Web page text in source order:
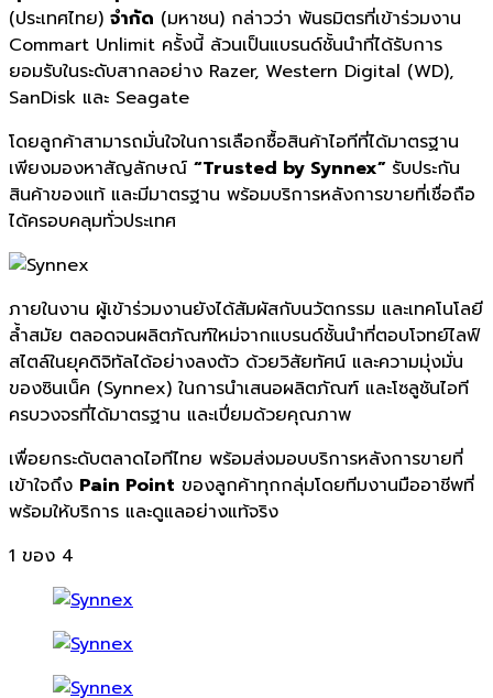
(ประเทศไทย) จำกัด (มหาชน) กล่าวว่า พันธมิตรที่เข้าร่วมงาน
Commart Unlimit ครั้งนี้ ล้วนเป็นแบรนด์ชั้นนำที่ได้รับการ
ยอมรับในระดับสากลอย่าง Razer, Western Digital (WD),
SanDisk และ Seagate
โดยลูกค้าสามารถมั่นใจในการเลือกซื้อสินค้าไอทีที่ได้มาตรฐาน
เพียงมองหาสัญลักษณ์ “Trusted by Synnex” รับประกัน
สินค้าของแท้ และมีมาตรฐาน พร้อมบริการหลังการขายที่เชื่อถือ
ได้ครอบคลุมทั่วประเทศ
ภายในงาน ผู้เข้าร่วมงานยังได้สัมผัสกับนวัตกรรม และเทคโนโลยี
ล้ำสมัย ตลอดจนผลิตภัณฑ์ใหม่จากแบรนด์ชั้นนำที่ตอบโจทย์ไลฟ์
สไตล์ในยุคดิจิทัลได้อย่างลงตัว ด้วยวิสัยทัศน์ และความมุ่งมั่น
ของซินเน็ค (Synnex) ในการนำเสนอผลิตภัณฑ์ และโซลูชันไอที
ครบวงจรที่ได้มาตรฐาน และเปี่ยมด้วยคุณภาพ
เพื่อยกระดับตลาดไอทีไทย พร้อมส่งมอบบริการหลังการขายที่
เข้าใจถึง Pain Point ของลูกค้าทุกกลุ่มโดยทีมงานมืออาชีพที่
พร้อมให้บริการ และดูแลอย่างแท้จริง
1 ของ 4